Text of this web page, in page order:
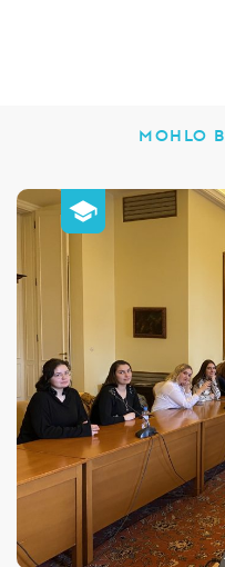
MOHLO